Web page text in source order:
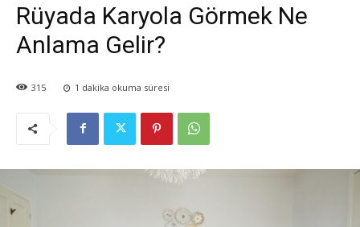
Rüyada Karyola Görmek Ne
Anlama Gelir?
315 1 dakika okuma süresi